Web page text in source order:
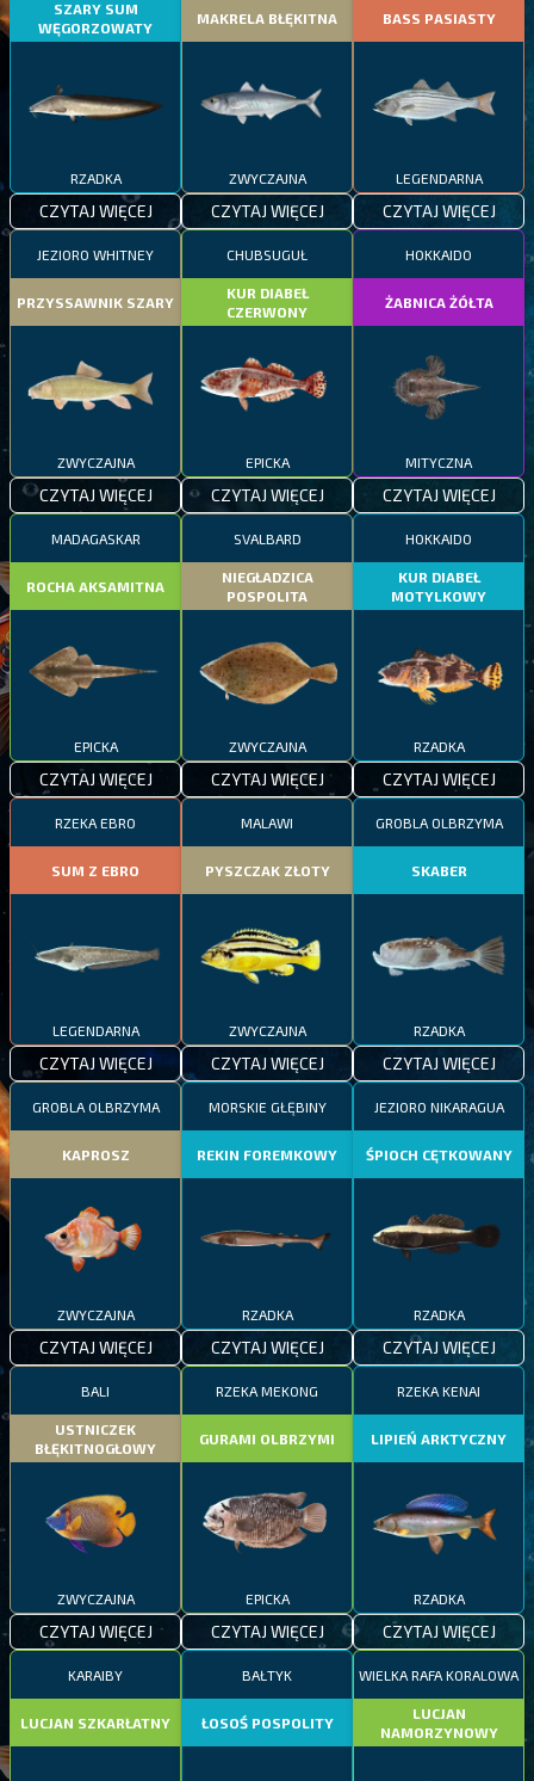
SZARY SUM
WĘGORZOWATY
RZADKA
CZYTAJ WIĘCEJ
MAKRELA BŁĘKITNA
ZWYCZAJNA
CZYTAJ WIĘCEJ
BASS PASIASTY
LEGENDARNA
CZYTAJ WIĘCEJ
JEZIORO WHITNEY
PRZYSSAWNIK SZARY
ZWYCZAJNA
CZYTAJ WIĘCEJ
CHUBSUGUŁ
KUR DIABEŁ
CZERWONY
EPICKA
CZYTAJ WIĘCEJ
HOKKAIDO
ŻABNICA ŻÓŁTA
MITYCZNA
CZYTAJ WIĘCEJ
MADAGASKAR
ROCHA AKSAMITNA
EPICKA
CZYTAJ WIĘCEJ
SVALBARD
NIEGŁADZICA
POSPOLITA
ZWYCZAJNA
CZYTAJ WIĘCEJ
HOKKAIDO
KUR DIABEŁ
MOTYLKOWY
RZADKA
CZYTAJ WIĘCEJ
RZEKA EBRO
SUM Z EBRO
LEGENDARNA
CZYTAJ WIĘCEJ
MALAWI
PYSZCZAK ZŁOTY
ZWYCZAJNA
CZYTAJ WIĘCEJ
GROBLA OLBRZYMA
SKABER
RZADKA
CZYTAJ WIĘCEJ
GROBLA OLBRZYMA
KAPROSZ
ZWYCZAJNA
CZYTAJ WIĘCEJ
MORSKIE GŁĘBINY
REKIN FOREMKOWY
RZADKA
CZYTAJ WIĘCEJ
JEZIORO NIKARAGUA
ŚPIOCH CĘTKOWANY
RZADKA
CZYTAJ WIĘCEJ
BALI
USTNICZEK
BŁĘKITNOGŁOWY
ZWYCZAJNA
CZYTAJ WIĘCEJ
RZEKA MEKONG
GURAMI OLBRZYMI
EPICKA
CZYTAJ WIĘCEJ
RZEKA KENAI
LIPIEŃ ARKTYCZNY
RZADKA
CZYTAJ WIĘCEJ
KARAIBY
LUCJAN SZKARŁATNY
BAŁTYK
ŁOSOŚ POSPOLITY
WIELKA RAFA KORALOWA
LUCJAN
NAMORZYNOWY